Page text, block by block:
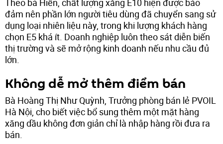
đảm nên phần lớn người tiêu dùng đã chuyển sang sử
dụng loại nhiên liệu này, trong khi lượng khách hàng
chọn E5 khá ít. Doanh nghiệp luôn theo sát diễn biến
thị trường và sẽ mở rộng kinh doanh nếu nhu cầu đủ
lớn.
Không dễ mở thêm điểm bán
Bà Hoàng Thị Như Quỳnh, Trưởng phòng bán lẻ PVOIL
Hà Nội, cho biết việc bổ sung thêm một mặt hàng
xăng dầu không đơn giản chỉ là nhập hàng rồi đưa ra
bán.